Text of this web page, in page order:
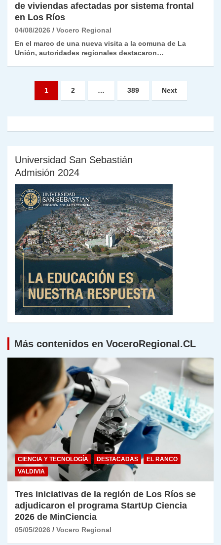
de viviendas afectadas por sistema frontal
en Los Ríos
04/08/2026
Vocero Regional
En el marco de una nueva visita a la comuna de La
Unión, autoridades regionales destacaron…
Paginación
1 2 … 389 Next
Universidad San Sebastián
Admisión 2024
Más contenidos en VoceroRegional.CL
CIENCIA Y TECNOLOGÍA DESTACADAS
EL RANCO
VALDIVIA
Tres iniciativas de la región de Los Ríos se
adjudicaron el programa StartUp Ciencia
2026 de MinCiencia
05/05/2026 Vocero Regional